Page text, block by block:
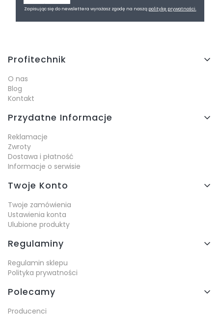
Zapisując się do newslettera wyrażasz zgodę na naszą politykę prywatności.
Linki w stopce
Profitechnik
O nas
Blog
Kontakt
Przydatne Informacje
Reklamacje
Zwroty
Dostawa i płatność
Informacje o serwisie
Twoje Konto
Twoje zamówienia
Ustawienia konta
Ulubione produkty
Regulaminy
Regulamin sklepu
Polityka prywatności
Polecamy
Producenci